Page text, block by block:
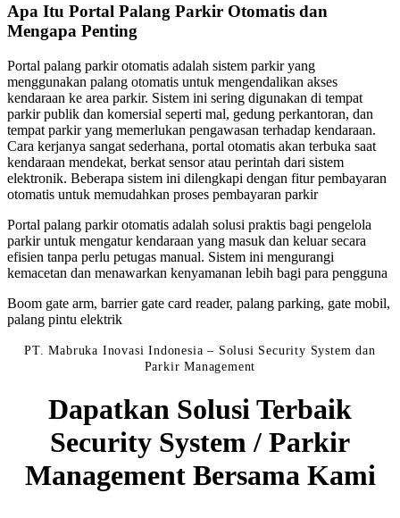
Apa Itu Portal Palang Parkir Otomatis dan
Mengapa Penting
Portal palang parkir otomatis adalah sistem parkir yang
menggunakan palang otomatis untuk mengendalikan akses
kendaraan ke area parkir. Sistem ini sering digunakan di tempat
parkir publik dan komersial seperti mal, gedung perkantoran, dan
tempat parkir yang memerlukan pengawasan terhadap kendaraan.
Cara kerjanya sangat sederhana, portal otomatis akan terbuka saat
kendaraan mendekat, berkat sensor atau perintah dari sistem
elektronik. Beberapa sistem ini dilengkapi dengan fitur pembayaran
otomatis untuk memudahkan proses pembayaran parkir
Portal palang parkir otomatis adalah solusi praktis bagi pengelola
parkir untuk mengatur kendaraan yang masuk dan keluar secara
efisien tanpa perlu petugas manual. Sistem ini mengurangi
kemacetan dan menawarkan kenyamanan lebih bagi para pengguna
Boom gate arm, barrier gate card reader, palang parking, gate mobil,
palang pintu elektrik
PT. Mabruka Inovasi Indonesia – Solusi Security System dan
Parkir Management
Dapatkan Solusi Terbaik
Security System / Parkir
Management Bersama Kami